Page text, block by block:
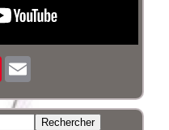
Pinterest